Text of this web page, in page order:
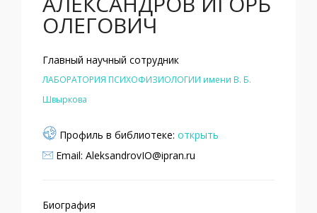
ОЛЕГОВИЧ
Главный научный сотрудник
ЛАБОРАТОРИЯ ПСИХОФИЗИОЛОГИИ имени В. Б.
Швыркова
Профиль в библиотеке: открыть
Email: AleksandrovIO@ipran.ru
Биография